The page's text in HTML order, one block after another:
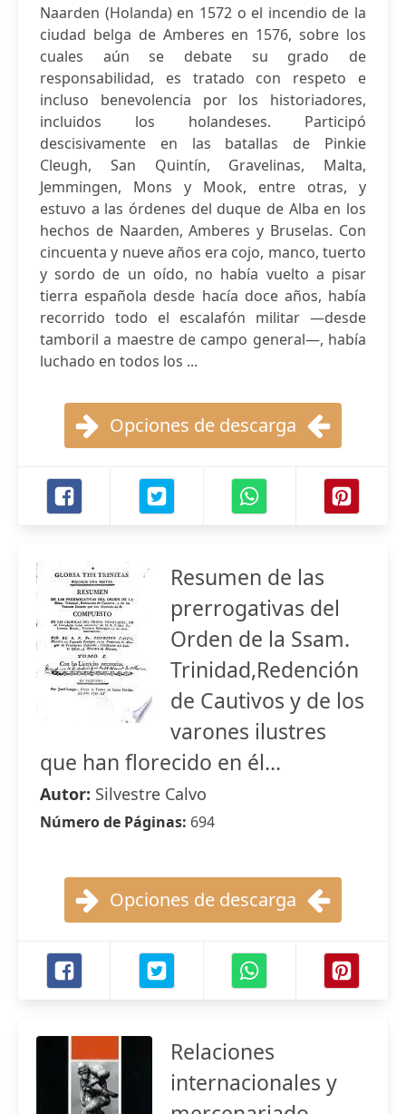
Naarden (Holanda) en 1572 o el incendio de la
ciudad belga de Amberes en 1576, sobre los
cuales aún se debate su grado de
responsabilidad, es tratado con respeto e
incluso benevolencia por los historiadores,
incluidos los holandeses. Participó
descisivamente en las batallas de Pinkie
Cleugh, San Quintín, Gravelinas, Malta,
Jemmingen, Mons y Mook, entre otras, y
estuvo a las órdenes del duque de Alba en los
hechos de Naarden, Amberes y Bruselas. Con
cincuenta y nueve años era cojo, manco, tuerto
y sordo de un oído, no había vuelto a pisar
tierra española desde hacía doce años, había
recorrido todo el escalafón militar —desde
tamboril a maestre de campo general—, había
luchado en todos los ...
Opciones de descarga
Resumen de las
prerrogativas del
Orden de la Ssam.
Trinidad,Redención
de Cautivos y de los
varones ilustres
que han florecido en él...
Autor: Silvestre Calvo
Número de Páginas: 694
Opciones de descarga
Relaciones
internacionales y